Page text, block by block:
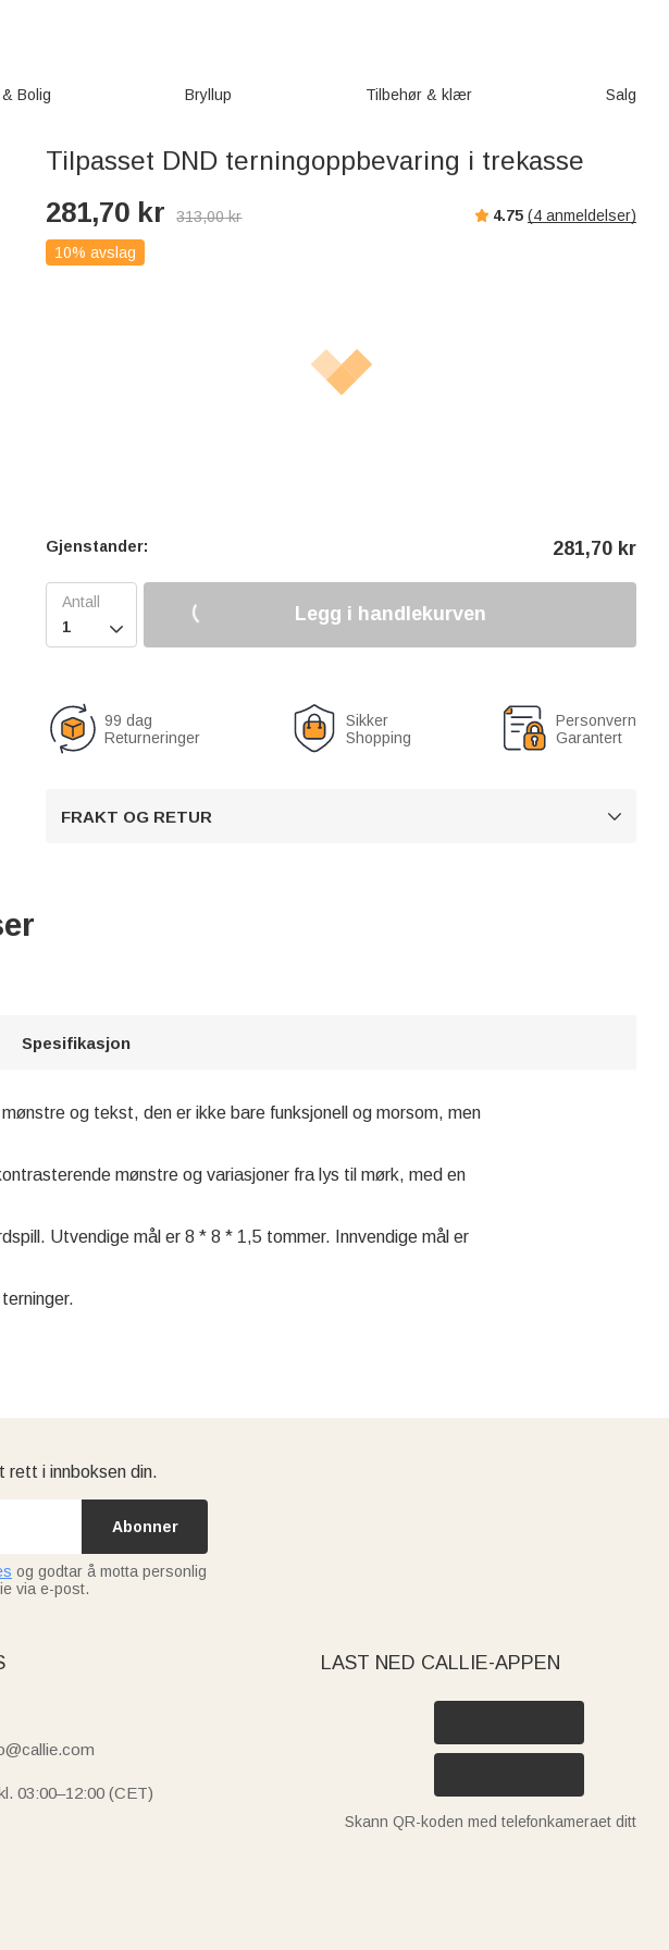
Bolig Bryllup Tilbehør & klær Salg
Tilpasset DND terningoppbevaring i trekasse
281,70 kr 313,00kr 4.75 (4 anmeldelser)
10% avslag
Gjenstander: 281,70 kr

Legg i handlekurven
99 dag
Returneringer
Sikker
Shopping
Personvern
Garantert
FRAKT OG RETUR 
Spesifikasjon
og tekst, den er ikke bare funksjonell og morsom, men
mønstre og variasjoner fra lys til mørk, med en
Utvendige mål er 8 * 8 * 1,5 tommer. Innvendige mål er
rett i innboksen din.
Abonner
og godtar å motta personlig
via e-post.
03:00–12:00 (CET)
LAST NED CALLIE-APPEN
Skann QR-koden med telefonkameraet ditt